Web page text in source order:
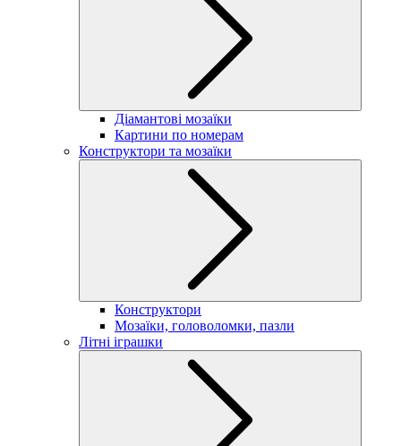
Діамантові мозаїки
Картини по номерам
Конструктори та мозаїки
Конструктори
Мозаїки, головоломки, пазли
Літні іграшки